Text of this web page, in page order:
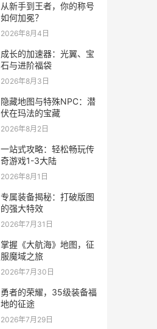
从新手到王者，你的称号
如何加冕？
2026年8月4日
成长的加速器：光翼、宝
石与进阶福袋
2026年8月3日
隐藏地图与特殊NPC：潜
伏在玛法的宝藏
2026年8月2日
一站式攻略：轻松畅玩传
奇游戏1-3大陆
2026年8月1日
专属装备揭秘：打破版图
的强大特效
2026年7月31日
掌握《大航海》地图，征
服魔域之旅
2026年7月30日
勇者的荣耀，35级装备福
地的征途
2026年7月29日